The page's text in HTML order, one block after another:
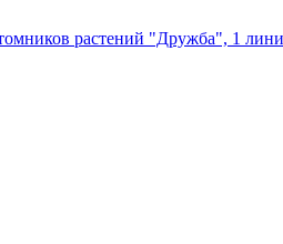
растений "Дружба", 1